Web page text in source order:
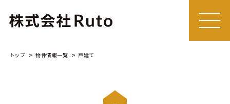
MEN
U
トップ 物件情報一覧 戸建て